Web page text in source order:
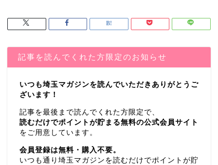
記事を読んでくれた方限定のお知らせ
いつも埼玉マガジンを読んでいただきありがとうご
ざいます！
記事を最後まで読んでくれた方限定で、
読むだけでポイントが貯まる無料の公式会員サイト
をご用意しています。
会員登録は無料・購入不要。
いつも通り埼玉マガジンを読むだけでポイントが貯